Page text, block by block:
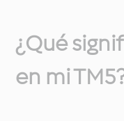
¿Qué
en mi